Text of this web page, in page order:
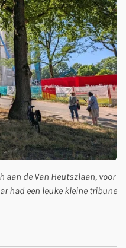
aan de Van Heutszlaan, voor
had een leuke kleine tribune